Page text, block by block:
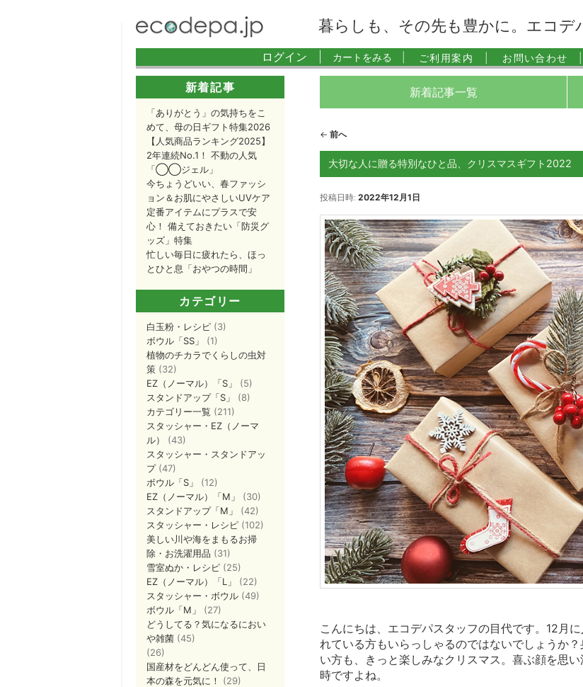
暮らしも、その先も豊かに。エコデ
ログイン | カートをみる | ご利用案内 | お問い合わせ |
新着記事一覧
投
ナ
ビ
ー
シ
ョ
ン
← 前へ
大切な人に贈る特別なひと品、クリスマスギフト2022
投稿日時: 2022年12月1日
こんにちは、エコデパスタッフの目代です。12月
れている方もいらっしゃるのではないでしょうか？
い方も、きっと楽しみなクリスマス。喜ぶ顔を思
時ですよね。
新着記事
「ありがとう」の気持ちをこ
めて、母の日ギフト特集2026
【人気商品ランキング2025】
2年連続No.1！ 不動の人気
「◯◯ジェル」
今ちょうどいい、春ファッシ
ョン＆お肌にやさしいUVケア
定番アイテムにプラスで安
心！ 備えておきたい「防災グ
ッズ」特集
忙しい毎日に疲れたら、ほっ
とひと息「おやつの時間」
カテゴリー
白玉粉・レシピ (3)
ボウル「SS」
(1)
植物のチカラでくらしの虫対
策 (32)
EZ（ノーマル）「S」
(5)
スタンドアップ「S」
(8)
カテゴリー一覧 (211)
スタッシャー・EZ（ノーマ
ル）
(43)
スタッシャー・スタンドアッ
プ(47)
ボウル「S」
(12)
EZ（ノーマル）「M」
(30)
スタンドアップ「M」
(42)
スタッシャー・レシピ (102)
美しい川や海をまもるお掃
除・お洗濯用品 (31)
雪室ぬか・レシピ (25)
EZ（ノーマル）「L」
(22)
スタッシャー・ボウル (49)
ボウル「M」
(27)
どうしてる？気になるにおい
や雑菌 (45)
(26)
国産材をどんどん使って、日
本の森を元気に！
(29)